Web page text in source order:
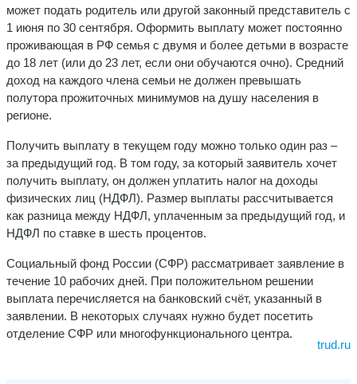
может подать родитель или другой законный представитель с
1 июня по 30 сентября. Оформить выплату может постоянно
проживающая в РФ семья с двумя и более детьми в возрасте
до 18 лет (или до 23 лет, если они обучаются очно). Средний
доход на каждого члена семьи не должен превышать
полутора прожиточных минимумов на душу населения в
регионе.
Получить выплату в текущем году можно только один раз –
за предыдущий год. В том году, за который заявитель хочет
получить выплату, он должен уплатить налог на доходы
физических лиц (НДФЛ). Размер выплаты рассчитывается
как разница между НДФЛ, уплаченным за предыдущий год, и
НДФЛ по ставке в шесть процентов.
Социальный фонд России (СФР) рассматривает заявление в
течение 10 рабочих дней. При положительном решении
выплата перечисляется на банковский счёт, указанный в
заявлении. В некоторых случаях нужно будет посетить
отделение СФР или многофункционального центра.
trud.ru